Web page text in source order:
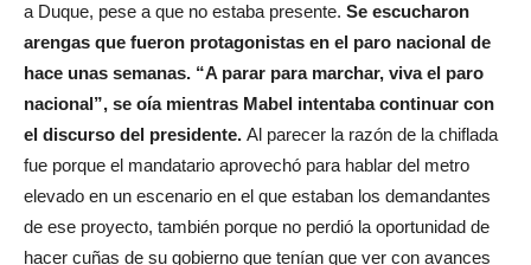
a Duque, pese a que no estaba presente. Se escucharon
arengas que fueron protagonistas en el paro nacional de
hace unas semanas. “A parar para marchar, viva el paro
nacional”, se oía mientras Mabel intentaba continuar con
el discurso del presidente. Al parecer la razón de la chiflada
fue porque el mandatario aprovechó para hablar del metro
elevado en un escenario en el que estaban los demandantes
de ese proyecto, también porque no perdió la oportunidad de
hacer cuñas de su gobierno que tenían que ver con avances